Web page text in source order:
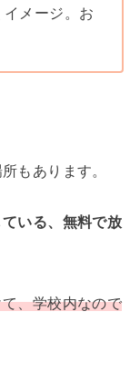
メージ。お
もあります。
いる、無料で放
、学校内なので